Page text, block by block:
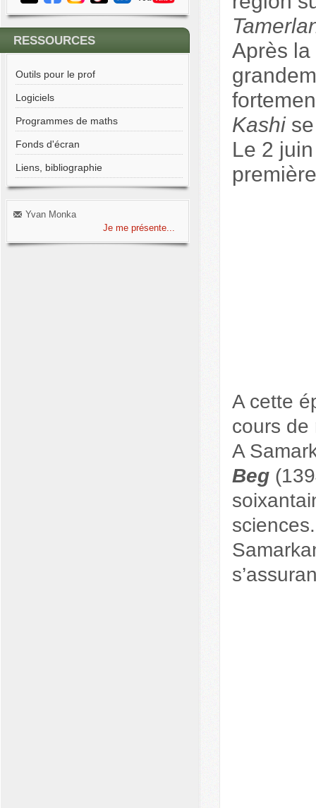
RESSOURCES
Outils pour le prof
Logiciels
Programmes de maths
Fonds d'écran
Liens, bibliographie
Yvan Monka
Je me présente...
Après
Kashise
Le 2
A cette
cours de
A
Beg